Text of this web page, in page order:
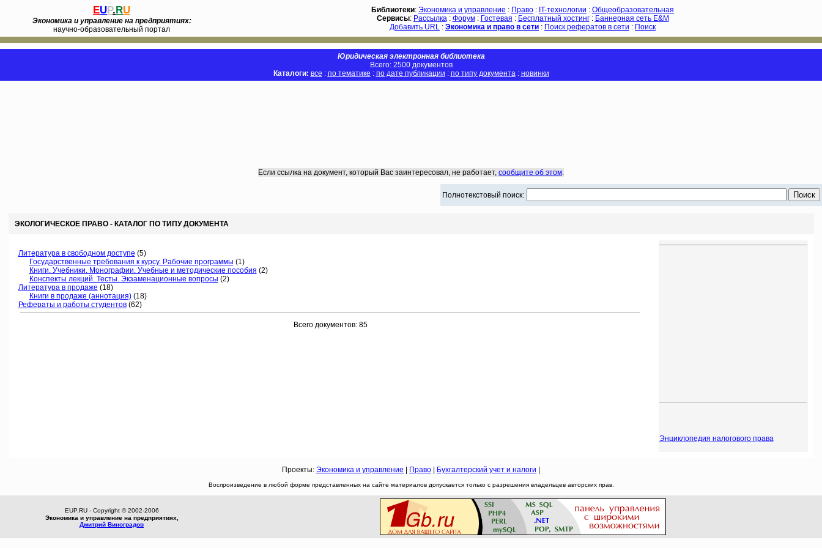
EUP.RU
Экономика и управление на предприятиях:
научно-образовательный портал
Библиотеки: Экономика и управление : Право : IT-технологии : Общеобразовательная
Сервисы: Рассылка: Форум: Гостевая : Бесплатный хостинг: Баннерная сеть E&M
Добавить URL : Экономика и право в сети : Поиск рефератов в сети : Поиск
Юридическая электронная библиотека
Всего: 2500 документов
Каталоги: все : по тематике : по дате публикации : по типу документа: новинки
Если ссылка на документ, который Вас заинтересовал, не работает, сообщите об этом.
Полнотекстовый поиск:
ЭКОЛОГИЧЕСКОЕ ПРАВО - КАТАЛОГ ПО ТИПУ ДОКУМЕНТА
Литература в свободном доступе (5)
Государственные требования к курсу. Рабочие программы (1)
Книги. Учебники. Монографии. Учебные и методические пособия (2)
Конспекты лекций. Тесты. Экзаменационные вопросы (2)
Литература в продаже (18)
Книги в продаже (аннотация)(18)
Рефераты и работы студентов(62)
Всего документов: 85
Энциклопедия налогового права
Проекты: Экономика и управление Право Бухгалтерский учет и налоги
Воспроизведение в любой форме представленных на сайте материалов допускается только с разрешения владельцев авторских прав.
EUP.RU - Copyright © 2002-2006
Экономика и управление на предприятиях,
Дмитрий Виноградов